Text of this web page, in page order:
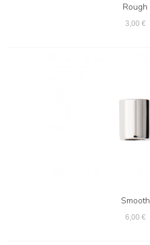
Rough
3,00 €
Smooth
6,00 €